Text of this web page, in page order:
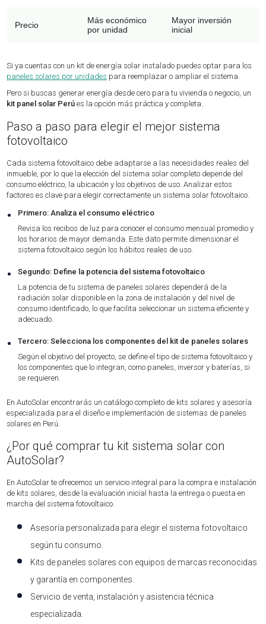
Precio
Más económico
por unidad
Mayor inversión
inicial
Si ya cuentas con un kit de energía solar instalado puedes optar para los
paneles solares por unidades para reemplazar o ampliar el sistema.
Pero si buscas generar energía desde cero para tu vivienda o negocio, un
kit panel solar Perúes la opción más práctica y completa.
Paso a paso para elegir el mejor sistema
fotovoltaico
Cada sistema fotovoltaico debe adaptarse a las necesidades reales del
inmueble, por lo que la elección del sistema solar completo depende del
consumo eléctrico, la ubicación y los objetivos de uso. Analizar estos
factores es clave para elegir correctamente un sistema solar fotovoltaico.
•
Primero: Analiza el consumo eléctrico
Revisa los recibos de luz para conocer el consumo mensual promedio y
los horarios de mayor demanda. Este dato permite dimensionar el
sistema fotovoltaico según los hábitos reales de uso.
•
Segundo: Define la potencia del sistema fotovoltaico
La potencia de tu sistema de paneles solares dependerá de la
radiación solar disponible en la zona de instalación y del nivel de
consumo identificado, lo que facilita seleccionar un sistema eficiente y
adecuado.
•
Tercero: Selecciona los componentes del kit de paneles solares
Según el objetivo del proyecto, se define el tipo de sistema fotovoltaico y
los componentes que lo integran, como paneles, inversor y baterías, si
se requieren.
En AutoSolar encontrarás un catálogo completo de kits solares y asesoría
especializada para el diseño e implementación de sistemas de paneles
solares en Perú.
¿Por qué comprar tu kit sistema solar con
AutoSolar?
En AutoSolar te ofrecemos un servicio integral para la compra e instalación
de kits solares, desde la evaluación inicial hasta la entrega o puesta en
marcha del sistema fotovoltaico.
Asesoría personalizada para elegir el sistema fotovoltaico
según tu consumo.
Kits de paneles solares con equipos de marcas reconocidas
y garantía en componentes.
Servicio de venta, instalación y asistencia técnica
especializada.